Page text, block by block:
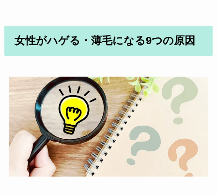
女性がハゲる・薄毛になる9つの原因